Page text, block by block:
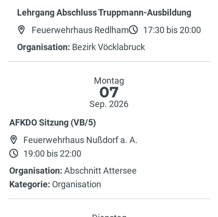
Lehrgang Abschluss Truppmann-Ausbildung
Feuerwehrhaus Redlham
17:30 bis 20:00
Organisation: Bezirk Vöcklabruck
Montag
07
Sep. 2026
AFKDO Sitzung (VB/5)
Feuerwehrhaus Nußdorf a. A.
19:00 bis 22:00
Organisation: Abschnitt Attersee
Kategorie: Organisation